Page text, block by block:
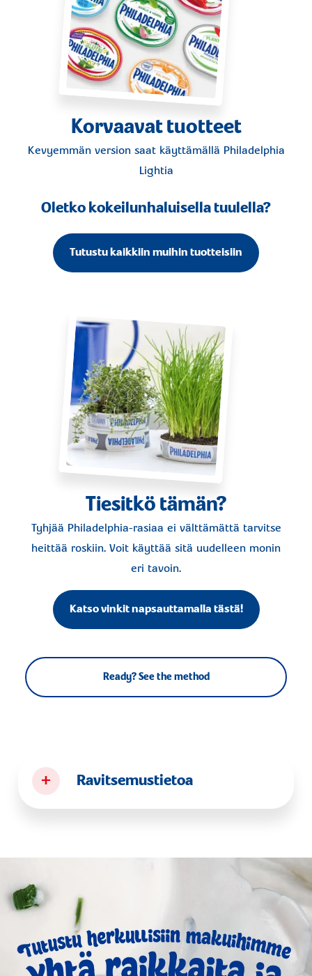
Korvaavat tuotteet
Kevyemmän version saat käyttämällä Philadelphia
Lightia
Oletko kokeilunhaluisella tuulella?
Tutustu kaikkiin muihin tuotteisiin
Tiesitkö tämän?
Tyhjää Philadelphia-rasiaa ei välttämättä tarvitse
heittää roskiin. Voit käyttää sitä uudelleen monin
eri tavoin.
Katso vinkit napsauttamalla tästä!
Ready? See the method
+ Ravitsemustietoa